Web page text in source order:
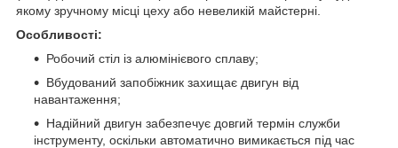
якому зручному місці цеху або невеликій майстерні.
Особливості:
Робочий стіл із алюмінієвого сплаву;
Вбудований запобіжник захищає двигун від
навантаження;
Надійний двигун забезпечує довгий термін служби
інструменту, оскільки автоматично вимикається під час